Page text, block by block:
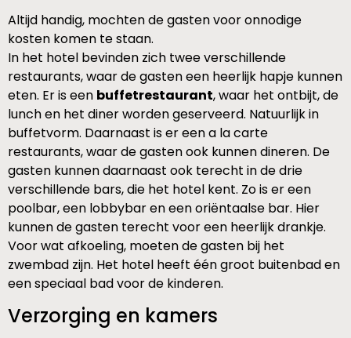
Altijd handig, mochten de gasten voor onnodige
kosten komen te staan.
In het hotel bevinden zich twee verschillende
restaurants, waar de gasten een heerlijk hapje kunnen
eten. Er is een buffetrestaurant, waar het ontbijt, de
lunch en het diner worden geserveerd. Natuurlijk in
buffetvorm. Daarnaast is er een a la carte
restaurants, waar de gasten ook kunnen dineren. De
gasten kunnen daarnaast ook terecht in de drie
verschillende bars, die het hotel kent. Zo is er een
poolbar, een lobbybar en een oriëntaalse bar. Hier
kunnen de gasten terecht voor een heerlijk drankje.
Voor wat afkoeling, moeten de gasten bij het
zwembad zijn. Het hotel heeft één groot buitenbad en
een speciaal bad voor de kinderen.
Verzorging en kamers